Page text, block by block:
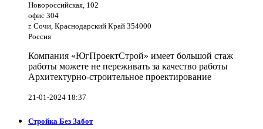
Новороссийская, 102
офис 304
г. Сочи, Краснодарский Край 354000
Россия
Компания «ЮгПроектСтрой» имеет большой стаж
работы можете не переживать за качество работы
Архитектурно-строительное проектирование
21-01-2024 18:37
Стройка Без Забот